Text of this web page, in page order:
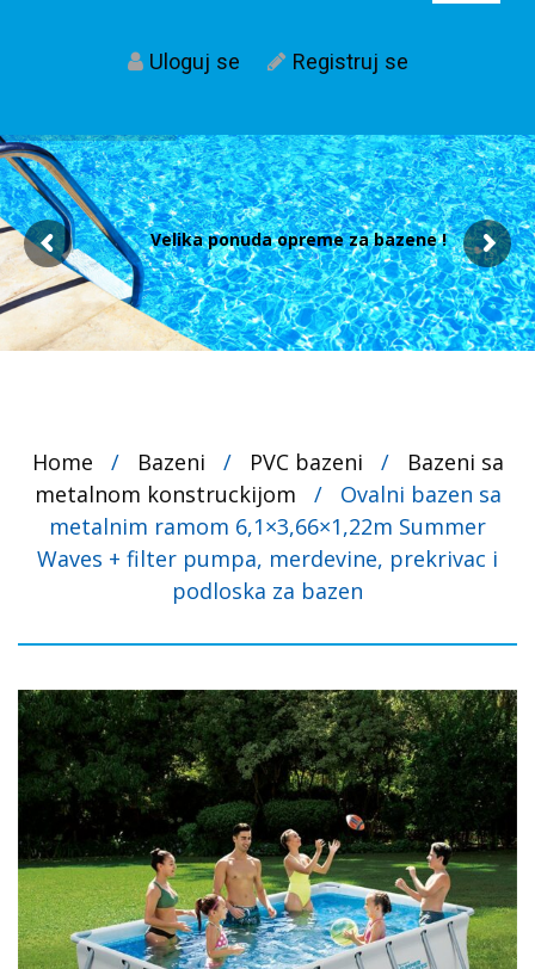
Uloguj se Registruj se
Velika ponuda opreme za bazene !
Home / Bazeni / PVC bazeni /
Bazeni sa
metalnom konstruckijom
/
Ovalni bazen sa
metalnim ramom 6,1×3,66×1,22m Summer
Waves + filter pumpa, merdevine, prekrivac i
podloska za bazen